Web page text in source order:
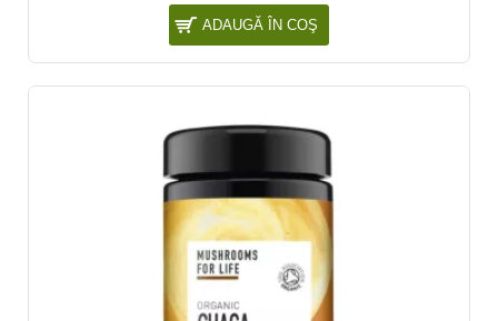
ADAUGĂ ÎN COŞ